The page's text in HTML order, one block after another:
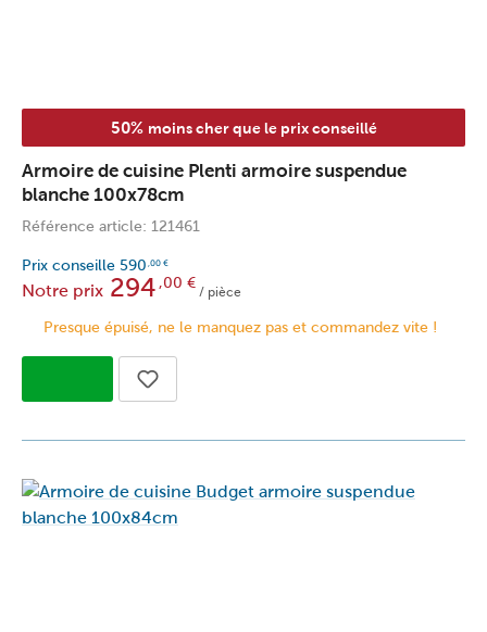
50% moins cher que le prix conseillé
Armoire de cuisine Plenti armoire suspendue
blanche 100x78cm
Référence article: 121461
Prix conseille 590 ,00 €
Notre prix 294,00 €
/ pièce
Presque épuisé, ne le manquez pas et commandez vite !